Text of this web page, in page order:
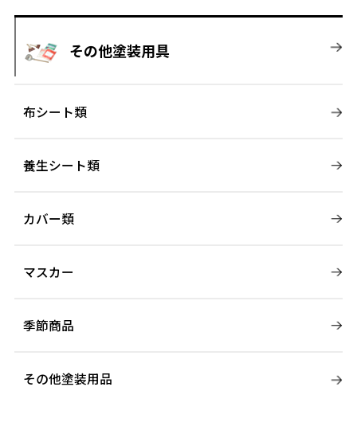
その他塗装用具
布シート類
養生シート類
カバー類
マスカー
季節商品
その他塗装用品